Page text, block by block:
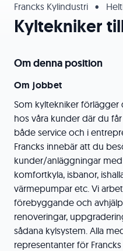
Francks Kylindustri •
Kyltekniker
Om denna position
Om jobbet
Som kyltekniker
hos våra kunder där du
både service och i
Francks innebär att du
kunder/anläggningar
komfortkyla, isbanor,
värmepumpar etc. Vi
förebyggande och
renoveringar,
sådana kylsystem. Alla
representanter för